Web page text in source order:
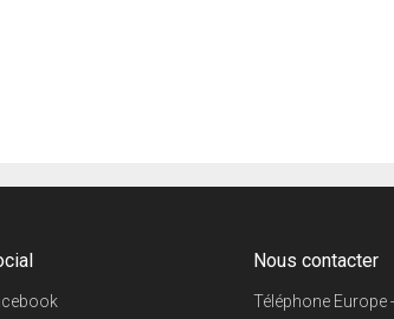
Nous contacter
Téléphone Europe